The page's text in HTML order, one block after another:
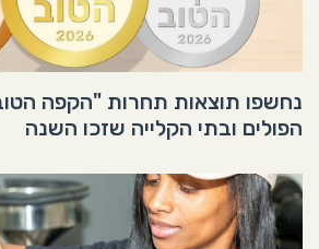
הפולים ובתי הקלייה שזכו השנה